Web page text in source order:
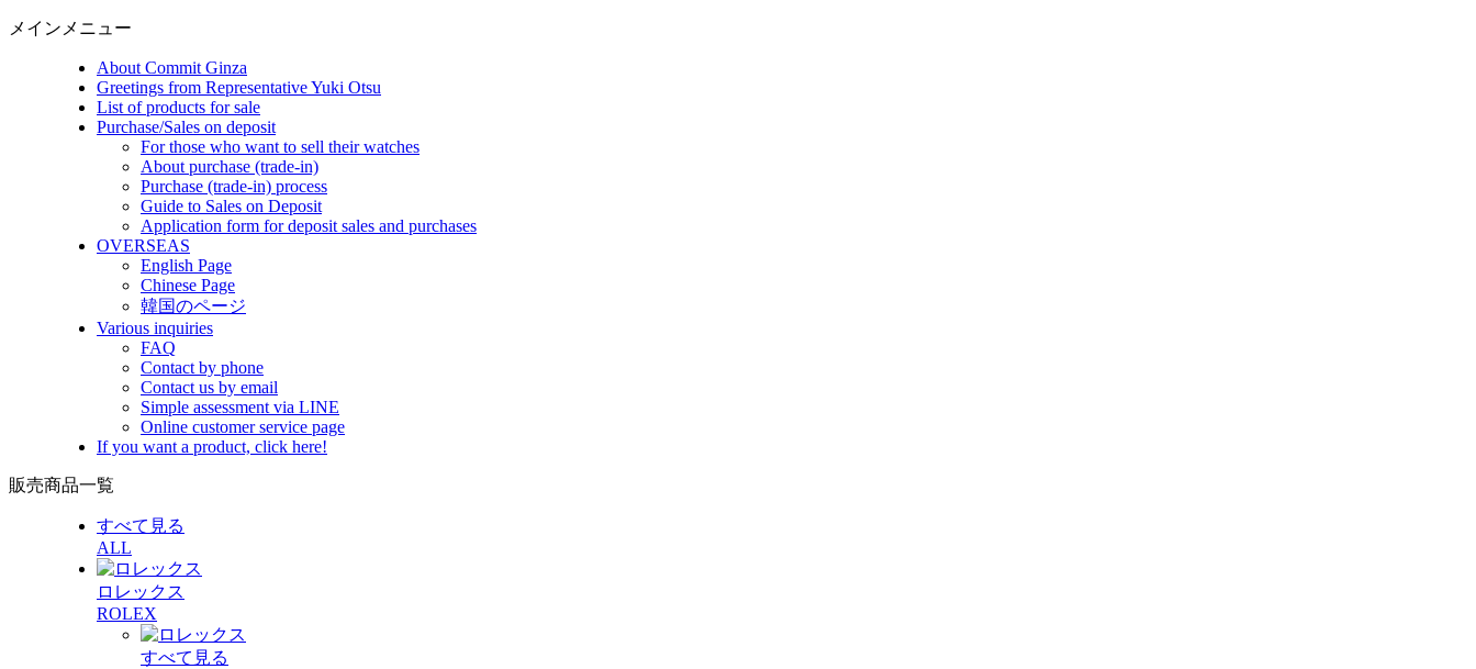
メインメニュー
About Commit Ginza
Greetings from Representative Yuki Otsu
List of products for sale
Purchase/Sales on deposit
For those who want to sell their watches
About purchase (trade-in)
Purchase (trade-in) process
Guide to Sales on Deposit
Application form for deposit sales and purchases
OVERSEAS
English Page
Chinese Page
韓国のページ
Various inquiries
FAQ
Contact by phone
Contact us by email
Simple assessment via LINE
Online customer service page
If you want a product, click here!
販売商品一覧
すべて見る
ALL
ロレックス
ROLEX
すべて見る